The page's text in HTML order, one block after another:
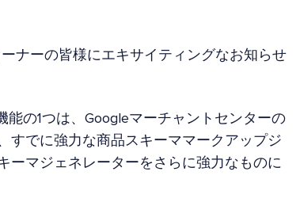
ナーの皆様にエキサイティングなお知らせ
の1つは、Googleマーチャントセンターの
すでに強力な商品スキーママークアップジ
ーマジェネレーターをさらに強力なものに